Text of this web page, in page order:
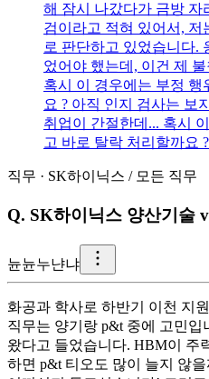
해 잠시 나갔다가 금방 자
검이라고 적혀 있어서, 저
로 판단하고 있었습니다.
었어야 했는데, 이건 제
혹시 이 경우에는 부정
요 ? 아직 인지 검사는 보
취업이 간절한데... 혹시
고 바로 탈락 처리할까요 ?
직무 · SK하이닉스 / 모든 직무
Q. SK하이닉스 양산기술
뉸뉸누냔냐
화공과 학사로 하반기 이천 지
직무는 양기랑 p&t 중에 고민
왔다고 들었습니다. HBM이 주
하면 p&t 티오도 많이 늘지 않